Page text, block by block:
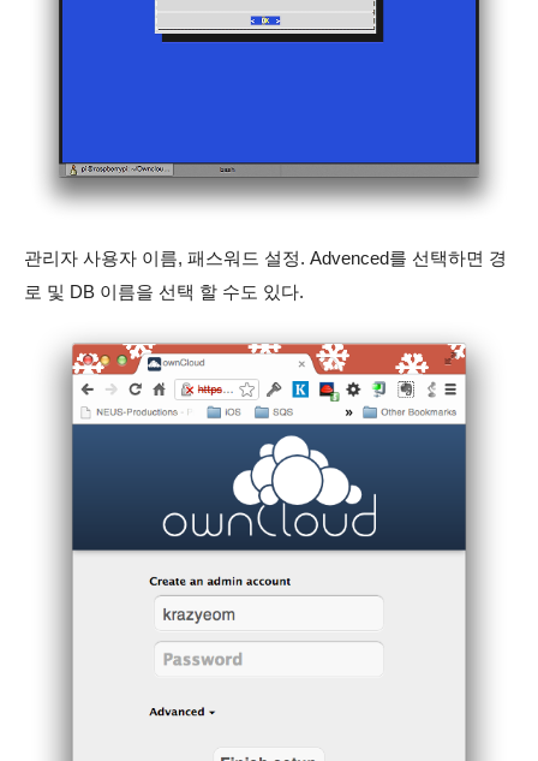
관리자 사용자 이름, 패스워드 설정. Advenced를 선택하면 경
로 및 DB 이름을 선택 할 수도 있다.